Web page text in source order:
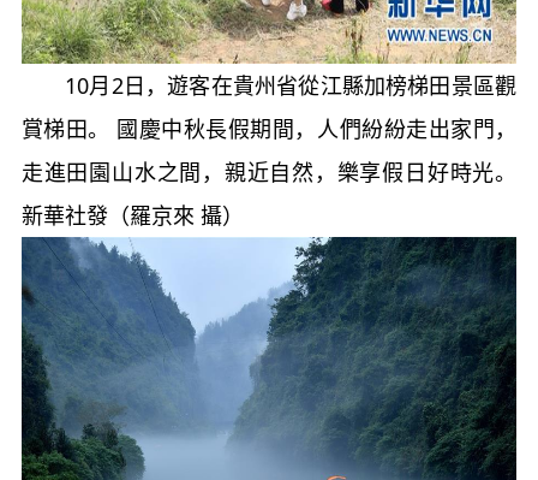
10月2日，遊客在貴州省從江縣加榜梯田景區觀
賞梯田。 國慶中秋長假期間，人們紛紛走出家門，
走進田園山水之間，親近自然，樂享假日好時光。
新華社發（羅京來 攝）